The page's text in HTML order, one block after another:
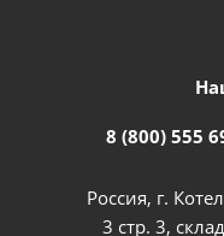
8 (800) 555
Россия, г.
3 стр. 3,